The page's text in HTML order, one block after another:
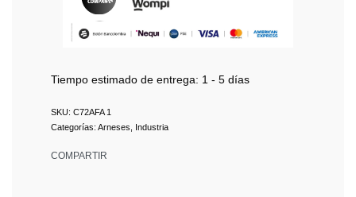
Tiempo estimado de entrega: 1 - 5 días
C72AFA 1
Categorías: Arneses Industria
COMPARTIR